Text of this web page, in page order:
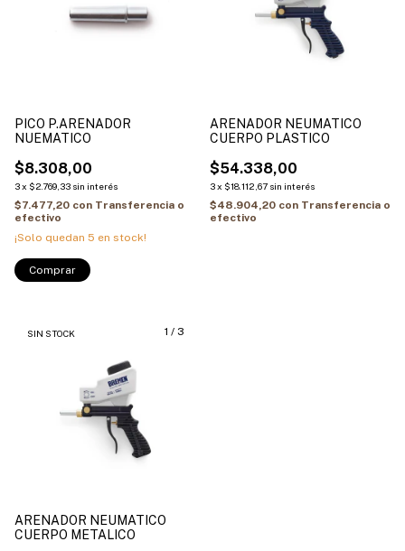
PICO P.ARENADOR
NUEMATICO
$8.308,00
3x $2.769,33 sin interés
$7.477,20 con Transferencia o
efectivo
¡Solo quedan 5 en stock!
ARENADOR NEUMATICO
CUERPO PLASTICO
$54.338,00
3x $18.112,67 sin interés
$48.904,20 con Transferencia o
efectivo
1 / 3
SIN STOCK
ARENADOR NEUMATICO
CUERPO METALICO